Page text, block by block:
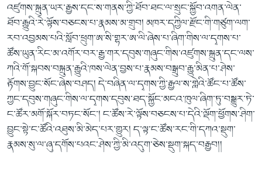
འཛུགས་སྐྲུན་ཡར་རྒྱས་དང་ས་གནས་ཀྱི་ཐོབ་ཐང་ལ་སྲུང་སྐྱོབ་འགན་ལེན་
ཐོབ་རྒྱུའི་རེ་ལྟོས་བཅངས་པ་རྣམས་མ་གྲུབ། མཁར་དཀྱིལ་རྫོང་གི་གཙུག་ལག་
རབ་འབྱམས་པའི་སློབ་ཕྲུག་ཨ་སི་གྷར་ཨ་ལི་ཞེས་པ་ཞིག་གིས་ལ་དྭགས་པ་
ཚོས་ཡུན་རིང་མ་འགོར་བར་རྒྱ་གར་དབུས་གཞུང་གིས་འཛུགས་སྐྲུན་དང་ལས་
ཀའི་གོ་སྐབས་བསྐྲུན་རྒྱུའི་ཁས་ལེན་བྱས་པ་རྣམས་བསྒྲུབ་རྒྱུ་མིན་པ་ཤེས་
རྟོགས་བྱུང་སོང་ཞེས་བཤད། དེ་བཞིན་ལ་དྭགས་ཀྱི་རྒྱལ་ས་གླེའི་ཚོང་པ་ཚོས་
ཀྱང་དབུས་གཞུང་གིས་ལ་དྭགས་དབུས་ཐད་སྐྱོང་མངའ་ཁུལ་ཞིག་ཏུ་བསྒྱུར་ཏེ་
ང་ཚོར་མགོ་སྐོར་བཏང་སོང་། ང་ཚོས་རེ་ལྟོས་བཅངས་པ་དེའི་ལྡོག་ཕྱོགས་ཤིག་
བྱུང་སྟེ་ང་ཚོའི་འཐུས་མི་མེད་པར་གྱུར། ད་ལྟ་ང་ཚོས་རང་གི་དཀའ་སྡུག་
རྣམས་སུ་ལ་ཞུ་དགོས་པའང་ཤེས་ཀྱི་མི་འདུག་ཅེས་སྡུག་སྐད་བརྒྱབ།།